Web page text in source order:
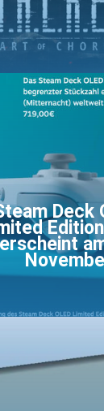
Deck